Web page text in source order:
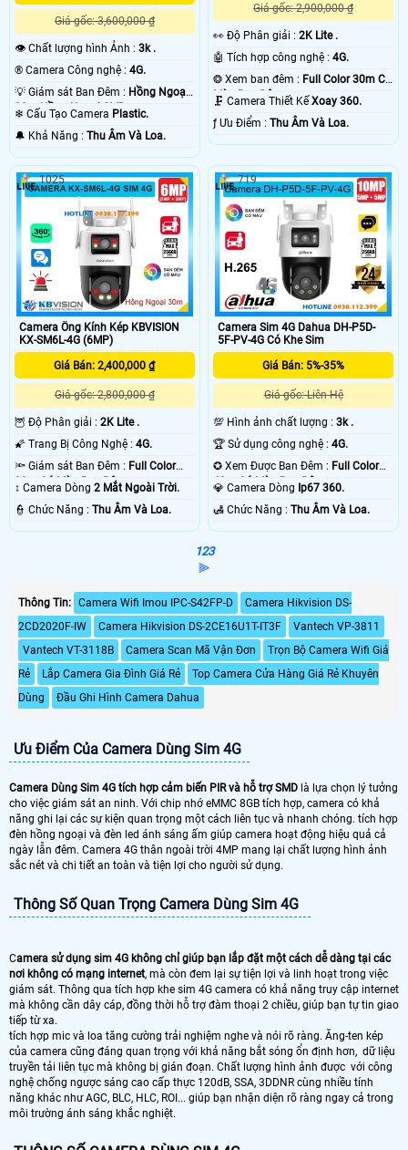
Giá gốc: 3,600,000 ₫
👁 Chất lượng hình Ảnh : 3k .
®️ Camera Công nghệ : 4G.
💡 Giám sát Ban Đêm : Hồng Ngoại
20m Hồng Ngoại SMD.
❄ Cấu Tạo Camera Plastic.
️🔔 Khả Năng : Thu Âm Và Loa.
Giá gốc: 2,900,000 ₫
️👀 Độ Phân giải :2K Lite .
🤖️ Tích hợp công nghệ :4G.
❂ Xem ban đêm : Full Color 30m Có
Màu Ban Ðêm.
🗜️ Camera Thiết KếXoay 360.
️ƒ Ưu Điểm :Thu Âm Và Loa.
Camera Ống Kính Kép KBVISION
KX-SM6L-4G (6MP)
Giá Bán: 2,400,000 ₫
Giá gốc: 2,800,000 ₫
🦉 Độ Phân giải : 2K Lite .
🌠 Trang Bị Công Nghệ : 4G.
🔦 Giám sát Ban Đêm : Full Color
30m Có Màu Ban Ðêm.
↕️ Camera Dòng 2 Mắt Ngoài Trời.
️👮 Chức Năng : Thu Âm Và Loa.
1025
Camera Sim 4G Dahua DH-P5D-
5F-PV-4G Có Khe Sim
Giá Bán: 5%-35%
Giá gốc: Liên Hệ
💯 Hình ảnh chất lượng :3k .
🏆 Sử dụng công nghệ :4G.
✪ Xem Được Ban Đêm : Full Color
40m Có Màu Ban Ðêm.
💎 Camera Dòng Ip67 360.
️🛃 Chức Năng :Thu Âm Và Loa.
719
123
⫸
Thông Tin: Camera Wifi Imou IPC-S42FP-D
Camera Hikvision DS-
2CD2020F-IW
Camera Hikvision DS-2CE16U1T-IT3F
Vantech VP-3811
Vantech VT-3118B
Camera Scan Mã Vận Đơn
Trọn Bộ Camera Wifi Giá
Rẻ
Lắp Camera Gia Đình Giá Rẻ
Top Camera Cửa Hàng Giá Rẻ Khuyên
Dùng
Đầu Ghi Hình Camera Dahua
Ưu Điểm Của Camera Dùng Sim 4G
Camera Dùng Sim 4G tích hợp cảm biến PIR và hỗ trợ SMD là lựa chọn lý tưởng
cho việc giám sát an ninh. Với chip nhớ eMMC 8GB tích hợp, camera có khả
năng ghi lại các sự kiện quan trọng một cách liên tục và nhanh chóng. tích hợp
đèn hồng ngoại và đèn led ánh sáng ấm giúp camera hoạt động hiệu quả cả
ngày lẫn đêm. Camera 4G thân ngoài trời 4MP mang lại chất lượng hình ảnh
sắc nét và chi tiết an toàn và tiện lợi cho người sử dụng.
Thông Số Quan Trọng Camera Dùng Sim 4G
Camera sử dụng sim 4G không chỉ giúp bạn lắp đặt một cách dễ dàng tại các
nơi không có mạng internet, mà còn đem lại sự tiện lợi và linh hoạt trong việc
giám sát. Thông qua tích hợp khe sim 4G camera có khả năng truy cập internet
mà không cần dây cáp, đồng thời hỗ trợ đàm thoại 2 chiều, giúp bạn tự tin giao
tiếp từ xa.
tích hợp mic và loa tăng cường trải nghiệm nghe và nói rõ ràng. Ăng-ten kép
của camera cũng đáng quan trọng với khả năng bắt sóng ổn định hơn, dữ liệu
truyền tải liên tục mà không bị gián đoạn. Chất lượng hình ảnh được với công
nghệ chống ngược sáng cao cấp thực 120dB, SSA, 3DDNR cùng nhiều tính
năng khác như AGC, BLC, HLC, ROI... giúp bạn nhận diện rõ ràng ngay cả trong
môi trường ánh sáng khắc nghiệt.